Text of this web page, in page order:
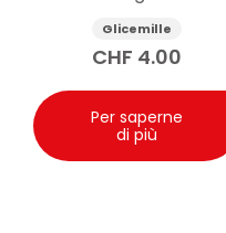
camomilla 100ml
Glicemille
CHF 4.00
Per saperne
di più